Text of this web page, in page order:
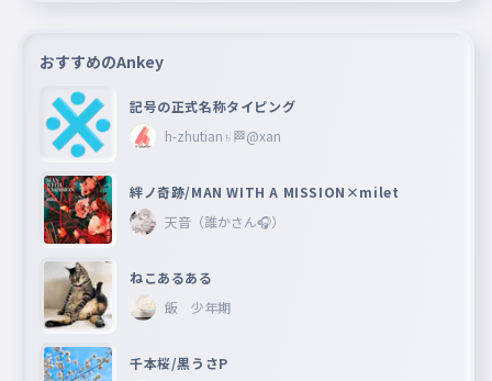
おすすめのAnkey
記号の正式名称タイピング
h-zhutian♄🏁@xan
絆ノ奇跡/MAN WITH A MISSION×milet
天音（誰かさん🎧）
ねこあるある
飯 少年期
千本桜/黒うさP